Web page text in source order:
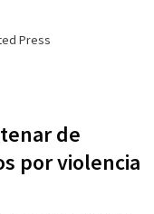
Press
de
por violencia